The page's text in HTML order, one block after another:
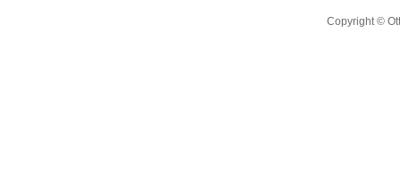
Copyright ©